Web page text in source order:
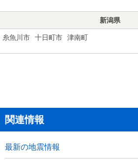
新潟県
糸魚川市 十日町市 津南町
関連情報
最新の地震情報